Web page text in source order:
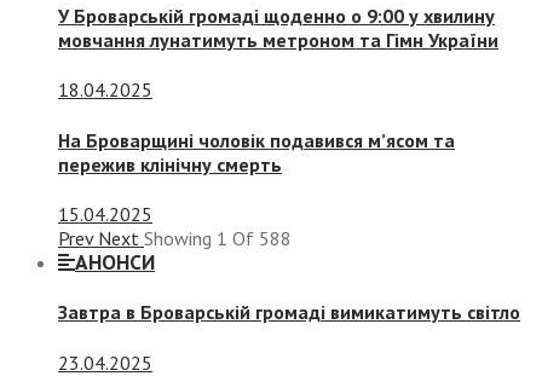
У Броварській громаді щоденно о 9:00 у хвилину
мовчання лунатимуть метроном та Гімн України
18.04.2025
На Броварщині чоловік подавився м’ясом та
пережив клінічну смерть
15.04.2025
Prev Next Showing 1 Of 588
АНОНСИ
Завтра в Броварській громаді вимикатимуть світло
23.04.2025